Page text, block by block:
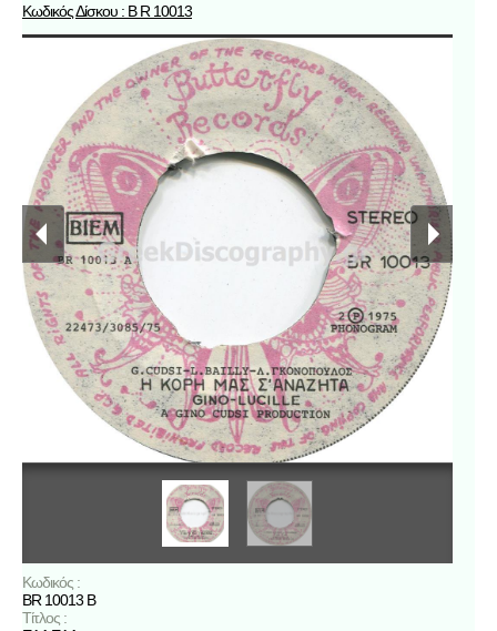
Κωδικός Δίσκου : B R 10013
Κωδικός :
BR 10013 B
Τίτλος :